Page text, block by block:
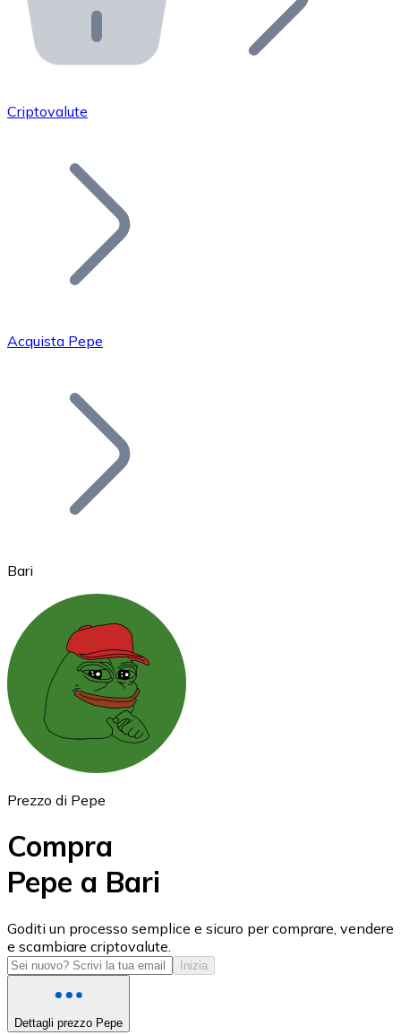
API Bitnovo
Integra la nostra API nel tuo ecosistema.
Unisciti alla nostra rete di rivenditori e
Aggiungi il token del tuo progetto al nostro servizio di
Bitcoin
Ethereum
ETH
USD Coin
USDC
Criptovalute
Acquista Pepe
Bari
Prezzo di Pepe
Compra
Pepe a Bari
Goditi un processo semplice e sicuro per comprare, vendere
e scambiare criptovalute.
Inizia
Dettagli prezzo Pepe